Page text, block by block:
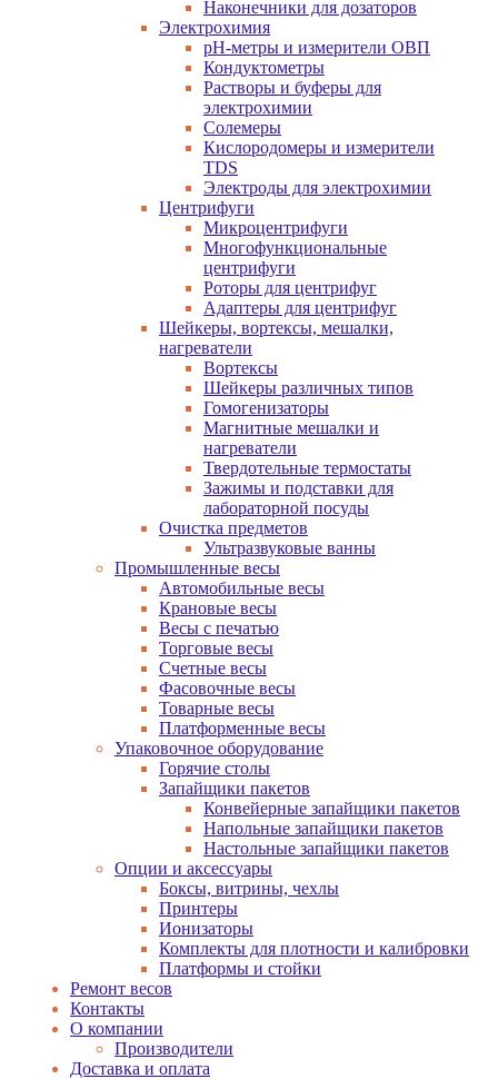
Наконечники для дозаторов
Электрохимия
pH-метры и измерители ОВП
Кондуктометры
Растворы и буферы для
электрохимии
Солемеры
Кислородомеры и измерители
TDS
Электроды для электрохимии
Центрифуги
Микроцентрифуги
Многофункциональные
центрифуги
Роторы для центрифуг
Адаптеры для центрифуг
Шейкеры, вортексы, мешалки,
нагреватели
Вортексы
Шейкеры различных типов
Гомогенизаторы
Магнитные мешалки и
нагреватели
Твердотельные термостаты
Зажимы и подставки для
лабораторной посуды
Очистка предметов
Ультразвуковые ванны
Промышленные весы
Автомобильные весы
Крановые весы
Весы с печатью
Торговые весы
Счетные весы
Фасовочные весы
Товарные весы
Платформенные весы
Упаковочное оборудование
Горячие столы
Запайщики пакетов
Конвейерные запайщики пакетов
Напольные запайщики пакетов
Настольные запайщики пакетов
Опции и аксессуары
Боксы, витрины, чехлы
Принтеры
Ионизаторы
Комплекты для плотности и калибровки
Платформы и стойки
Ремонт весов
Контакты
О компании
Производители
Доставка и оплата